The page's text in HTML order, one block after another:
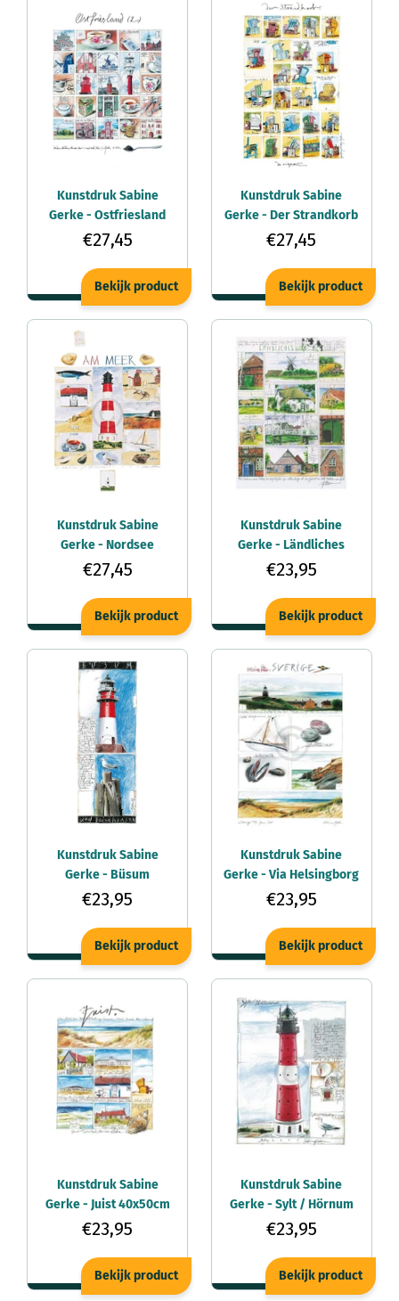
Kunstdruk Sabine
Gerke - Ostfriesland
50x70cm
€27,45
Bekijk product
Kunstdruk Sabine
Gerke - Der Strandkorb
50x70cm
€27,45
Bekijk product
Kunstdruk Sabine
Gerke - Nordsee
50x70cm
€27,45
Bekijk product
Kunstdruk Sabine
Gerke - Ländliches
40x50cm
€23,95
Bekijk product
Kunstdruk Sabine
Gerke - Büsum
25x60cm
€23,95
Bekijk product
Kunstdruk Sabine
Gerke - Via Helsingborg
40x50cm
€23,95
Bekijk product
Kunstdruk Sabine
Gerke - Juist 40x50cm
€23,95
Bekijk product
Kunstdruk Sabine
Gerke - Sylt / Hörnum
40x50cm
€23,95
Bekijk product